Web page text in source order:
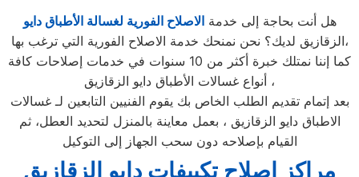
هل أنت بحاجة إلى خدمةالاصلاح الفورية لغسالة الأطباق دايو
الزقازيق لديك؟ نحن نمنحك خدمة الاصلاح الفورية التي ترغب بها،
كما إننا نمتلك خبرة أكثر من 10 سنوات في خدمات إصلاحات كافة
أنواع غسالات الأطباق دايو الزقازيق ،
بعد إتمام تقديم الطلب الخاص بك يقوم الفنيين التابعين لـ غسالات
الاطباق دايو الزقازيق ، بعمل معاينة بالمنزل لتحديد العطل، ثم
القيام بإصلاحه دون سحب الجهاز إلى التوكيل
مراكز اصلاح تكييفات دايو الزقازيق